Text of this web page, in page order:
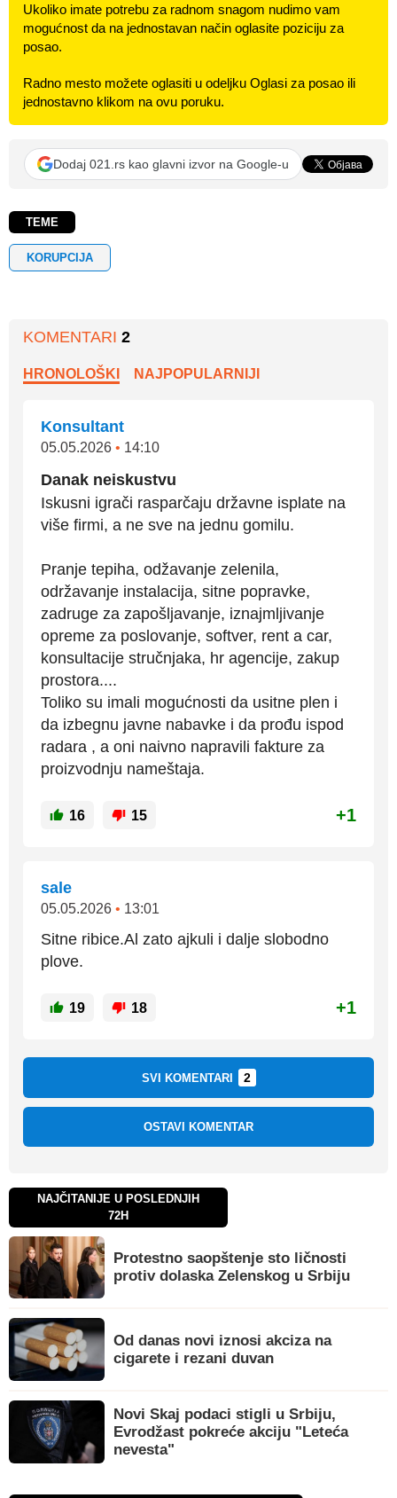
Ukoliko imate potrebu za radnom snagom nudimo vam
mogućnost da na jednostavan način oglasite poziciju za
posao.
Radno mesto možete oglasiti u odeljku Oglasi za posao ili
jednostavno klikom na ovu poruku.
Dodaj 021.rs kao glavni izvor na Google-u
TEME
KORUPCIJA
KOMENTARI 2
HRONOLOŠKI NAJPOPULARNIJI
Konsultant
05.05.2026 • 14:10
Danak neiskustvu
Iskusni igrači rasparčaju državne isplate na
više firmi, a ne sve na jednu gomilu.
Pranje tepiha, odžavanje zelenila,
održavanje instalacija, sitne popravke,
zadruge za zapošljavanje, iznajmljivanje
opreme za poslovanje, softver, rent a car,
konsultacije stručnjaka, hr agencije, zakup
prostora....
Toliko su imali mogućnosti da usitne plen i
da izbegnu javne nabavke i da prođu ispod
radara , a oni naivno napravili fakture za
proizvodnju nameštaja.
16 15 +1
sale
05.05.2026 • 13:01
Sitne ribice.Al zato ajkuli i dalje slobodno
plove.
19 18 +1
SVI KOMENTARI 2
OSTAVI KOMENTAR
NAJČITANIJE U POSLEDNJIH
72H
Protestno saopštenje sto ličnosti
protiv dolaska Zelenskog u Srbiju
Od danas novi iznosi akciza na
cigarete i rezani duvan
Novi Skaj podaci stigli u Srbiju,
Evrodžast pokreće akciju "Leteća
nevesta"